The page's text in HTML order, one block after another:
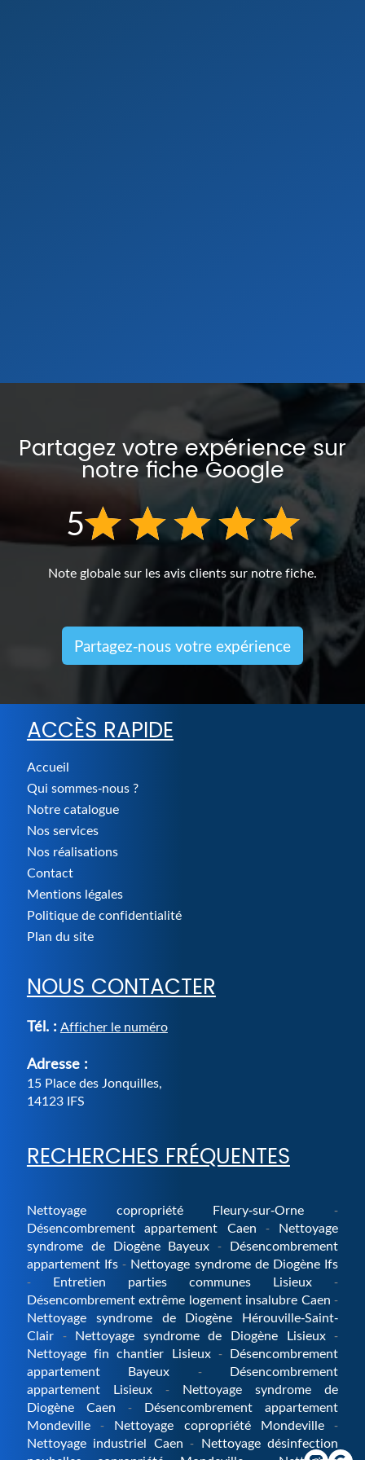
Partagez votre expérience sur
notre fiche Google
5
Note globale sur les avis clients sur notre fiche.
Partagez-nous votre expérience
ACCÈS RAPIDE
Accueil
Qui sommes-nous ?
Notre catalogue
Nos services
Nos réalisations
Contact
Mentions légales
Politique de confidentialité
Plan du site
NOUS CONTACTER
Tél. : Afficher le numéro
Adresse :
15 Place des Jonquilles,
14123 IFS
RECHERCHES FRÉQUENTES
Nettoyage copropriété Fleury-sur-Orne
Désencombrement appartement Caen
Nettoyage
syndrome de Diogène Bayeux
Désencombrement
appartement Ifs
Nettoyage syndrome de Diogène Ifs
Entretien parties communes Lisieux
Désencombrement extrême logement insalubre Caen
Nettoyage syndrome de Diogène Hérouville-Saint-
Clair
Nettoyage syndrome de Diogène Lisieux
Nettoyage fin chantier Lisieux
Désencombrement
appartement Bayeux
Désencombrement
appartement Lisieux
Nettoyage syndrome de
Diogène Caen
Désencombrement appartement
Mondeville
Nettoyage copropriété Mondeville
Nettoyage industriel Caen
Nettoyage désinfection